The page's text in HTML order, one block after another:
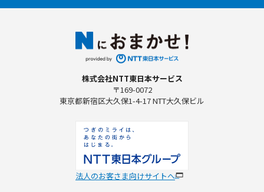
株式会社NTT東日本サービス
〒169-0072
東京都新宿区大久保1-4-17 NTT大久保ビル
法人のお客さま向けサイトへ